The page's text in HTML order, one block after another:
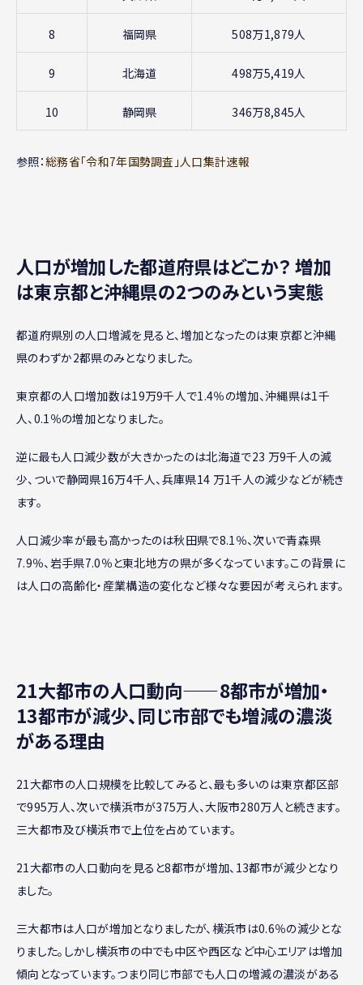
8 福岡県 508万1,879人
9 北海道 498万5,419人
10 静岡県 346万8,845人
参照：総務省「令和7年国勢調査」人口集計速報
人口が増加した都道府県はどこか？ 増加
は東京都と沖縄県の2つのみという実態
都道府県別の人口増減を見ると、増加となったのは東京都と沖縄
県のわずか2都県のみとなりました。
東京都の人口増加数は19万9千人で1.4％の増加、沖縄県は1千
人、0.1％の増加となりました。
逆に最も人口減少数が大きかったのは北海道で23 万9千人の減
少、ついで静岡県16万4千人、兵庫県14 万1千人の減少などが続き
ます。
人口減少率が最も高かったのは秋田県で8.1％、次いで青森県
7.9％、岩手県7.0％と東北地方の県が多くなっています。この背景に
は人口の高齢化・産業構造の変化など様々な要因が考えられます。
21大都市の人口動向——8都市が増加・
13都市が減少、同じ市部でも増減の濃淡
がある理由
21大都市の人口規模を比較してみると、最も多いのは東京都区部
で995万人、次いで横浜市が375万人、大阪市280万人と続きます。
三大都市及び横浜市で上位を占めています。
21大都市の人口動向を見ると8都市が増加、13都市が減少となり
ました。
三大都市は人口が増加となりましたが、横浜市は0.6％の減少とな
りました。しかし横浜市の中でも中区や西区など中心エリアは増加
傾向となっています。つまり同じ市部でも人口の増減の濃淡がある